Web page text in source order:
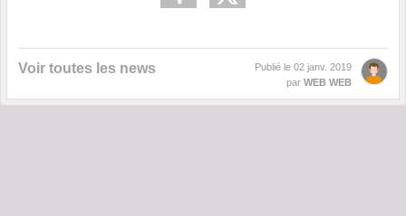
Voir toutes les news Publié le 02 janv. 2019
par WEB WEB